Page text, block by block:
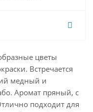
цветы
Встречается
медный и
Аромат пряный, с
подходит для